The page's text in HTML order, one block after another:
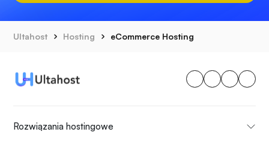
Ultahost Hosting eCommerce Hosting
Rozwiązania hostingowe